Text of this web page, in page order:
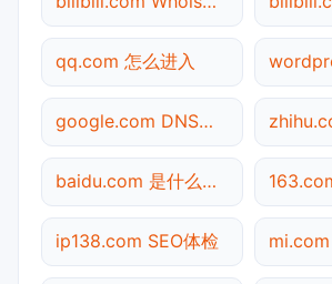
qq.com 怎么进入
google.com DNS解析
baidu.com 是什么网站
ip138.com SEO体检